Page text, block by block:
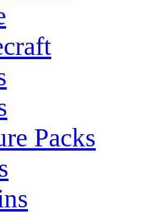
Packs